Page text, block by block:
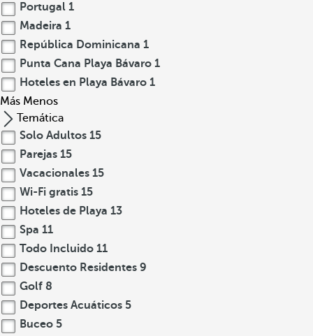
Portugal 1
Madeira 1
República Dominicana 1
Punta Cana Playa Bávaro 1
Hoteles en Playa Bávaro 1
Más Menos
Temática
Solo Adultos 15
Parejas 15
Vacacionales 15
Wi-Fi gratis 15
Hoteles de Playa 13
Spa 11
Todo Incluido 11
Descuento Residentes 9
Golf 8
Deportes Acuáticos 5
Buceo 5